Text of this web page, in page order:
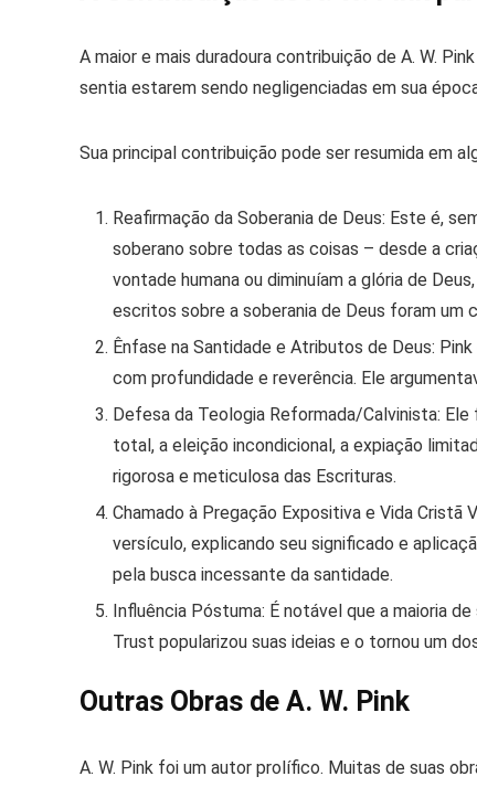
A maior e mais duradoura contribuição de A. W.
sentia estarem sendo negligenciadas em sua
Sua principal contribuição pode ser resumida em
Reafirmação da Soberania de Deus: Este é,
soberano sobre todas as coisas – desde a
vontade humana ou diminuíam a glória de
escritos sobre a soberania de Deus foram um
Ênfase na Santidade e Atributos de Deus:
com profundidade e reverência. Ele
Defesa da Teologia Reformada/Calvinista: Ele
total, a eleição incondicional, a expiação
rigorosa e meticulosa das Escrituras.
Chamado à Pregação Expositiva e Vida Cristã
versículo, explicando seu significado e
pela busca incessante da santidade.
Influência Póstuma: É notável que a maioria
Trust popularizou suas ideias e o tornou um
Outras Obras de A. W. Pink
A. W. Pink foi um autor prolífico. Muitas de suas